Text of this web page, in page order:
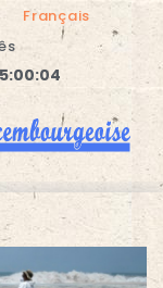
Français